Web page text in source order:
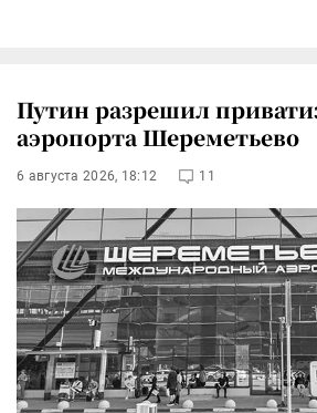
Путин разрешил
аэропорта Шереметьево
6 августа 2026, 18:12 11